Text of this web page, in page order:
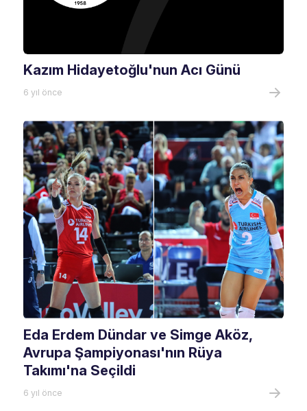
Kazım Hidayetoğlu'nun Acı Günü
6 yıl önce
Eda Erdem Dündar ve Simge Aköz,
Avrupa Şampiyonası'nın Rüya
Takımı'na Seçildi
6 yıl önce